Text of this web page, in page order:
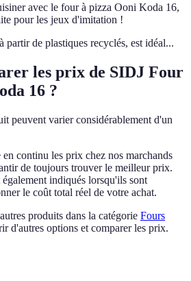
avec le four à pizza Ooni Koda 16,
pour les jeux d'imitation !
partir de plastiques recyclés, est idéal...
les prix de SIDJ Four
16 ?
peuvent varier considérablement d'un
continu les prix chez nos marchands
de toujours trouver le meilleur prix.
indiqués lorsqu'ils sont
le coût total réel de votre achat.
produits dans la catégorie Fours
d'autres options et comparer les prix.